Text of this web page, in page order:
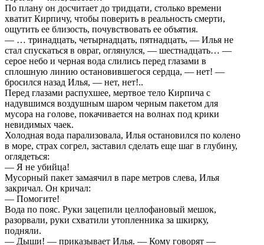
По плану он досчитает до тридцати, столько времени
хватит Кирпичу, чтобы поверить в реальность смерти,
ощутить ее близость, почувствовать ее объятия.
— … тринадцать, четырнадцать, пятнадцать, — Илья не
стал спускаться в овраг, оглянулся, — шестнадцать… —
серое небо и черная вода слились перед глазами в
сплошную линию остановившегося сердца, — нет! —
бросился назад Илья, — нет, нет!..
Перед глазами распухшее, мертвое тело Кирпича с
надувшимся воздушным шаром черным пакетом для
мусора на голове, покачивается на волнах под крики
невидимых чаек.
Холодная вода парализовала, Илья остановился по колено
в море, страх согрел, заставил сделать еще шаг в глубину,
оглядеться:
— Я не убийца!
Мусорный пакет замаячил в паре метров слева, Илья
закричал. Он кричал:
— Помогите!
Вода по пояс. Руки зацепили целлофановый мешок,
разорвали, руки схватили утопленника за шкирку,
подняли.
— Дыши! — приказывает Илья. — Кому говорят —